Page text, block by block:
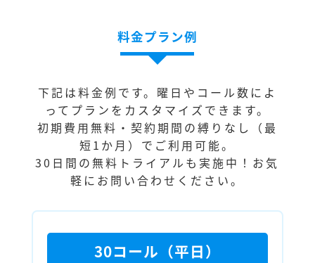
料金プラン例
下記は料金例です。曜日やコール数によ
ってプランをカスタマイズできます。
初期費用無料・契約期間の縛りなし（最
短1か月）でご利用可能。
30日間の無料トライアルも実施中！お気
軽にお問い合わせください。
30コール（平日）